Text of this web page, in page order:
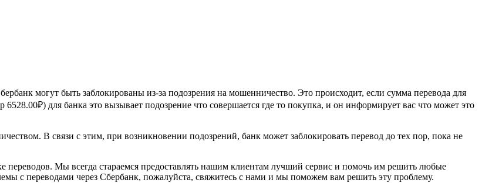
могут быть заблокированы из-за подозрения на мошенничество. Это происходит, если сумма перевода для
для банка это вызывает подозрение что совершается где то покупка, и он информирует вас что может это
В связи с этим, при возникновении подозрений, банк может заблокировать перевод до тех пор, пока не
Мы всегда стараемся предоставлять нашим клиентам лучший сервис и помочь им решить любые
с переводами через Сбербанк, пожалуйста, свяжитесь с нами и мы поможем вам решить эту проблему.